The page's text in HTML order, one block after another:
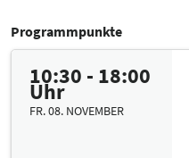
Programmpunkte
10:30 - 18:00
Uhr
FR. 08. NOVEMBER